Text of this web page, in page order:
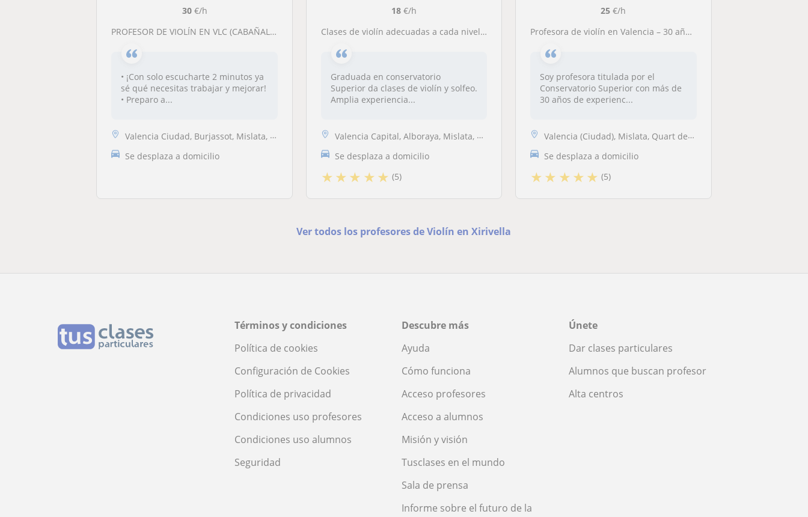
30€/h
PROFESOR DE VIOLÍN EN VLC (CABAÑAL). TÍTULADO SUPERIOR, CON MÁSTER Y POSGRADO
• ¡Con solo escucharte 2 minutos ya
sé qué necesitas trabajar y mejorar!
• Preparo a...
Valencia Ciudad, Burjassot, Mislata, Valencia (Ciudad), Xirivella, Ala...
Se desplaza a domicilio
18€/h
Clases de violín adecuadas a cada nivel y a todas las edades
Graduada en conservatorio
Superior da clases de violín y solfeo.
Amplia experiencia...
Valencia Capital, Alboraya, Mislata, Tavernes Blanques, Xirivella
Se desplaza a domicilio
★★★ ★★ (5)
25 €/h
Profesora de violín en Valencia – 30 años de experiencia | Clases presenciales y online
Soy profesora titulada por el
Conservatorio Superior con más de
30 años de experienc...
Valencia (Ciudad), Mislata, Quart de Poblet, Xirivella
Se desplaza a domicilio
★★ ★★★ (5)
Ver todos los profesores de Violín en Xirivella
Términos y condiciones
Política de cookies
Configuración de Cookies
Política de privacidad
Condiciones uso profesores
Condiciones uso alumnos
Seguridad
Descubre más
Ayuda
Cómo funciona
Acceso profesores
Acceso a alumnos
Misión y visión
Tusclases en el mundo
Sala de prensa
Informe sobre el futuro de la
Únete
Dar clases particulares
Alumnos que buscan profesor
Alta centros